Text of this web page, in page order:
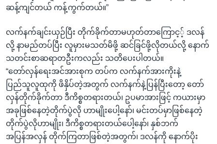
ဆန့်ကျင်တယ် ကန့်ကွက်တယ်။”
လက်နက်ချင်းယှဉ်ပြီး တိုက်ခိုက်တာမဟုတ်တာကြောင့့် ဒလန်
လို့ နာမည်တပ်ပြီး လူမှားမသတ်မိဖို့ ဆင်ခြင်ဖို့လိုတယ်လို့ နောက်
သတင်းစာဆရာတဦးကလည်း သတိပေးပါတယ်။
“တော်လှန်ရေးအင်အားစုက တပ်က လက်နက်အားကိုးနဲ့
ပြည်သူလူထုကို ဖိနှိပ်တဲ့အတွက် လက်နက်နဲ့ပြန်ပြီးတော့ တော်
လှန်တိုက်ခိုက်တာ ဒီကိစ္စတရားတယ်၊ ဥပမာအားဖြင့် ကယားမှာ
အခုဖြစ်နေတဲ့တိုက်ပွဲလို ဟာမျိုးပေါ့နော်၊ မင်းတပ်မှာဖြစ်နေတဲ့
တိုက်ပွဲလိုဟာမျိုး၊ ဒီကိစ္စတရားတယ်ပေါ့နော်၊ နှစ်ဘက်
အပြန်အလှန် တိုက်ကြတာဖြစ်တဲ့အတွက်၊ ဒလန်ကို နောက်ပိုး